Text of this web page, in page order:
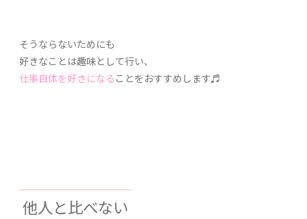
そうならないためにも
好きなことは趣味として行い、
仕事自体を好きになる ことをおすすめします♬
他人と比べない